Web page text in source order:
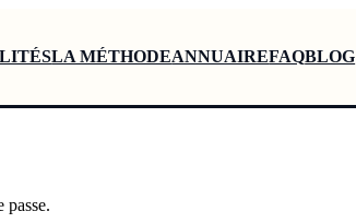
LA MÉTHODEANNUAIREFAQBLOG